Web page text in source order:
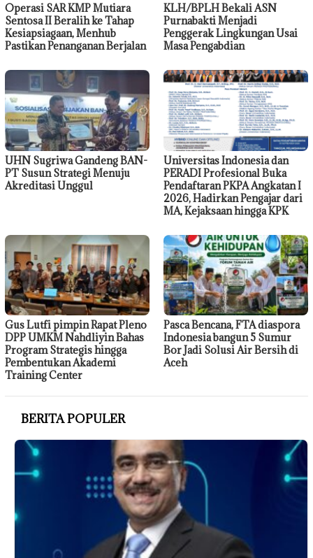
Operasi SAR KMP Mutiara
Sentosa II Beralih ke Tahap
Kesiapsiagaan, Menhub
Pastikan Penanganan Berjalan
KLH/BPLH Bekali ASN
Purnabakti Menjadi
Penggerak Lingkungan Usai
Masa Pengabdian
UHN Sugriwa Gandeng BAN-
PT Susun Strategi Menuju
Akreditasi Unggul
Universitas Indonesia dan
PERADI Profesional Buka
Pendaftaran PKPA Angkatan I
2026, Hadirkan Pengajar dari
MA, Kejaksaan hingga KPK
Gus Lutfi pimpin Rapat Pleno
DPP UMKM Nahdliyin Bahas
Program Strategis hingga
Pembentukan Akademi
Training Center
Pasca Bencana, FTA diaspora
Indonesia bangun 5 Sumur
Bor Jadi Solusi Air Bersih di
Aceh
BERITA POPULER